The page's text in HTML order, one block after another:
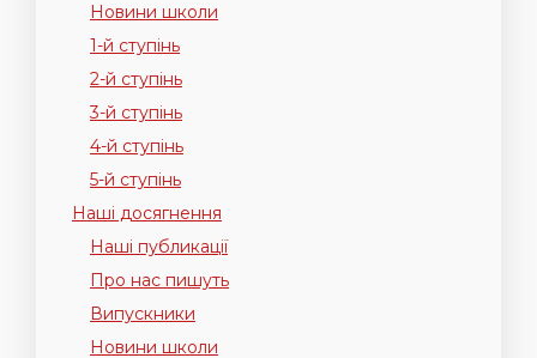
Новини школи
1-й ступінь
2-й ступінь
3-й ступінь
4-й ступінь
5-й ступінь
Наші досягнення
Наші публикації
Про нас пишуть
Випускники
Новини школи